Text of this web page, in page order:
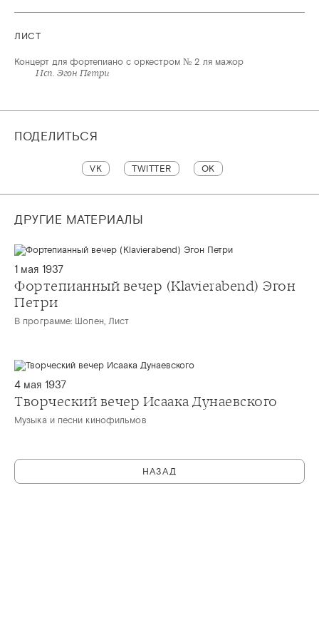
ЛИСТ
Концерт для фортепиано с оркестром № 2 ля мажор
Исп. Эгон Петри
ПОДЕЛИТЬСЯ
VK TWITTER OK
ДРУГИЕ МАТЕРИАЛЫ
1 мая 1937
Фортепианный вечер (Klavierabend) Эгон
Петри
В программе: Шопен, Лист
4 мая 1937
Творческий вечер Исаака Дунаевского
Музыка и песни кинофильмов
НАЗАД